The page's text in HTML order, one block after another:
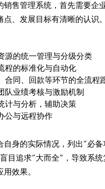
销售管理系统，首先需要企
点、发展目标有清晰的认识
源的统一管理与分级分类
程的标准化与自动化
合同、回款等环节的全流程
队业绩考核与激励机制
计与分析，辅助决策
公与远程协作
自身的实际情况，列出“必
目追求“大而全”，导致系
效果。